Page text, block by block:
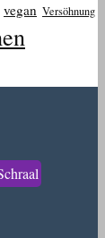
vegan Versöhnung